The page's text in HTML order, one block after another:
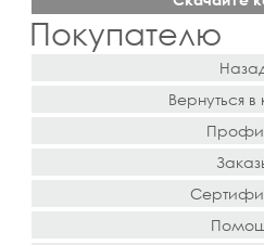
Покупателю
Вернуться в